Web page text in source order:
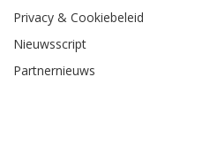
Privacy & Cookiebeleid
Nieuwsscript
Partnernieuws